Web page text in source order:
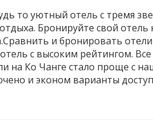
то уютный отель с тремя
Бронируйте свой отель
и бронировать
с высоким рейтингом.
на Ко Чанге стало проще с
и эконом варианты